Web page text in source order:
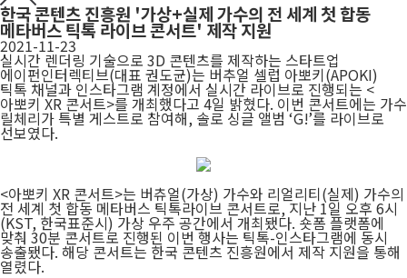
한국 콘텐츠 진흥원 '가상+실제 가수의 전 세계 첫 합동
메타버스 틱톡 라이브 콘서트' 제작 지원
2021-11-23
실시간 렌더링 기술으로 3D 콘텐츠를 제작하는 스타트업
에이펀인터렉티브(대표 권도균)는 버추얼 셀럽 아뽀키(APOKI)
틱톡 채널과 인스타그램 계정에서 실시간 라이브로 진행되는 <
아뽀키 XR 콘서트>를 개최했다고 4일 밝혔다. 이번 콘서트에는 가수
릴체리가 특별 게스트로 참여해, 솔로 싱글 앨범 ‘G!’를 라이브로
선보였다.
<아뽀키 XR 콘서트>는 버츄얼(가상) 가수와 리얼리티(실제) 가수의
전 세계 첫 합동 메타버스 틱톡라이브 콘서트로, 지난 1일 오후 6시
(KST, 한국표준시) 가상 우주 공간에서 개최됐다. 숏폼 플랫폼에
맞춰 30분 콘서트로 진행된 이번 행사는 틱톡-인스타그램에 동시
송출됐다. 해당 콘서트는 한국 콘텐츠 진흥원에서 제작 지원을 통해
열렸다.